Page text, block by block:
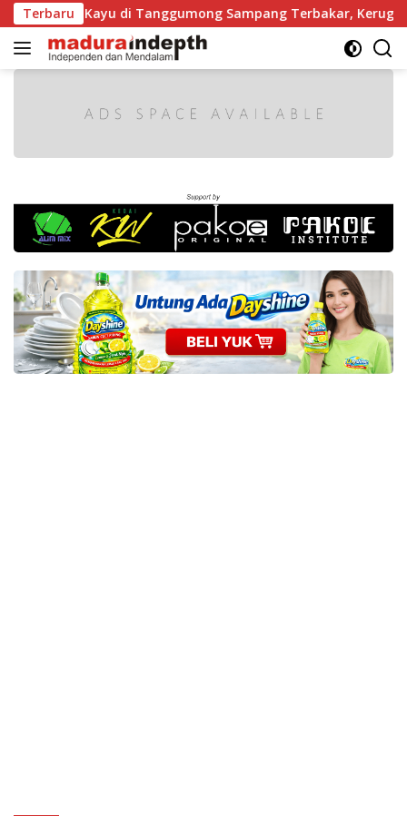
Langsung
ke
konten
TerbaruKayu di Tanggumong Sampang Terbakar, Kerugian